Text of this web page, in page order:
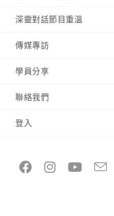
深靈對話節目重溫
傳媒專訪
學員分享
聯絡我們
登入